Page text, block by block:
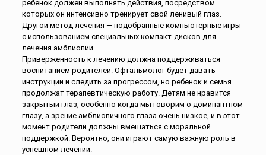
ребенок должен выполнять действия, посредством
которых он интенсивно тренирует свой ленивый глаз.
Другой метод лечения — подобранные компьютерные игры
с использованием специальных компакт-дисков для
лечения амблиопии.
Приверженность к лечению должна поддерживаться
воспитанием родителей. Офтальмолог будет давать
инструкции и следить за прогрессом, но ребенок и семья
продолжат терапевтическую работу. Детям не нравится
закрытый глаз, особенно когда мы говорим о доминантном
глазу, а зрение амблиопичного глаза очень низкое, и в этот
момент родители должны вмешаться с моральной
поддержкой. Вероятно, они играют самую важную роль в
успешном лечении.